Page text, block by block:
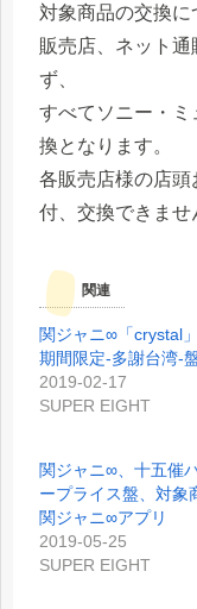
対象商品の交換に
販売店、ネット
ず、
すべてソニー・
換となります。
各販売店様の店
付、交換できませ
関連
関ジャニ∞「crystal」
期間限定-多謝台湾-
2019-02-17
SUPER EIGHT
関ジャニ∞、十五催
ープライス盤、対象
関ジャニ∞アプリ
2019-05-25
SUPER EIGHT